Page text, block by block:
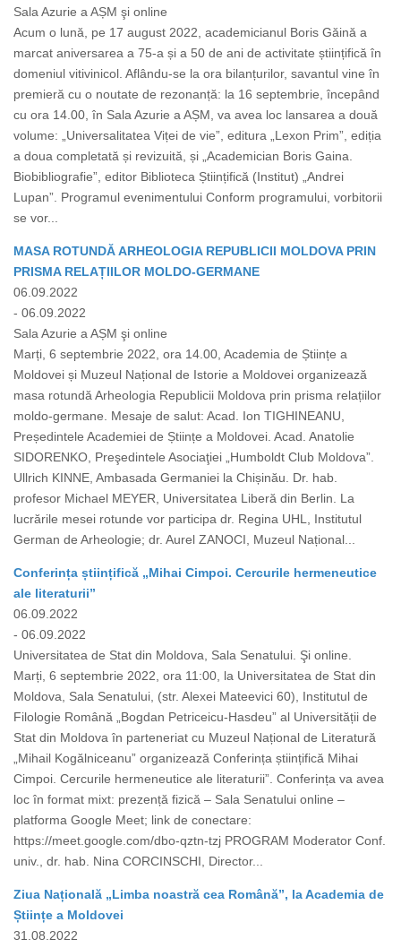
Sala Azurie a AȘM şi online
Acum o lună, pe 17 august 2022, academicianul Boris Găină a
marcat aniversarea a 75-a și a 50 de ani de activitate științifică în
domeniul vitivinicol. Aflându-se la ora bilanțurilor, savantul vine în
premieră cu o noutate de rezonanță: la 16 septembrie, începând
cu ora 14.00, în Sala Azurie a AȘM, va avea loc lansarea a două
volume: „Universalitatea Viței de vie”, editura „Lexon Prim”, ediția
a doua completată și revizuită, și „Academician Boris Gaina.
Biobibliografie”, editor Biblioteca Științifică (Institut) „Andrei
Lupan”. Programul evenimentului Conform programului, vorbitorii
se vor...
MASA ROTUNDĂ ARHEOLOGIA REPUBLICII MOLDOVA PRIN
PRISMA RELAȚIILOR MOLDO-GERMANE
06.09.2022
- 06.09.2022
Sala Azurie a AȘM şi online
Marți, 6 septembrie 2022, ora 14.00, Academia de Științe a
Moldovei și Muzeul Național de Istorie a Moldovei organizează
masa rotundă Arheologia Republicii Moldova prin prisma relațiilor
moldo-germane. Mesaje de salut: Acad. Ion TIGHINEANU,
Președintele Academiei de Științe a Moldovei. Acad. Anatolie
SIDORENKO, Preşedintele Asociaţiei „Humboldt Club Moldova”.
Ullrich KINNE, Ambasada Germaniei la Chișinău. Dr. hab.
profesor Michael MEYER, Universitatea Liberă din Berlin. La
lucrările mesei rotunde vor participa dr. Regina UHL, Institutul
German de Arheologie; dr. Aurel ZANOCI, Muzeul Național...
Conferința științifică „Mihai Cimpoi. Cercurile hermeneutice
ale literaturii”
06.09.2022
- 06.09.2022
Universitatea de Stat din Moldova, Sala Senatului. Şi online.
Marți, 6 septembrie 2022, ora 11:00, la Universitatea de Stat din
Moldova, Sala Senatului, (str. Alexei Mateevici 60), Institutul de
Filologie Română „Bogdan Petriceicu-Hasdeu” al Universității de
Stat din Moldova în parteneriat cu Muzeul Național de Literatură
„Mihail Kogălniceanu” organizează Conferința științifică Mihai
Cimpoi. Cercurile hermeneutice ale literaturii”. Conferința va avea
loc în format mixt: prezență fizică – Sala Senatului online –
platforma Google Meet; link de conectare:
https://meet.google.com/dbo-qztn-tzj PROGRAM Moderator Conf.
univ., dr. hab. Nina CORCINSCHI, Director...
Ziua Națională „Limba noastră cea Română”, la Academia de
Științe a Moldovei
31.08.2022